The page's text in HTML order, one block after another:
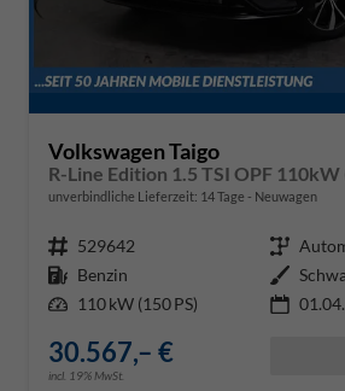
Volkswagen Taigo
unverbindliche Lieferzeit: 14 Tage Neuwagen
Fahrzeugnr. 529642 Getriebe
Kraftstoff Benzin Außenfarbe
Leistung 110 kW (150 PS)
30.567,– €
incl. 19% MwSt.